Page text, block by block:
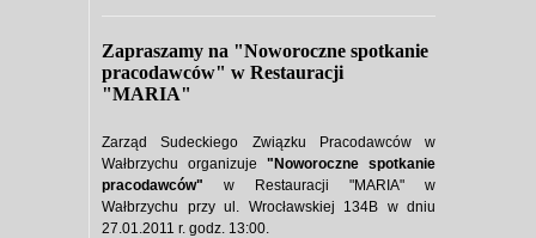
Zapraszamy na "Noworoczne spotkanie
pracodawców" w Restauracji
"MARIA"
Zarząd Sudeckiego Związku Pracodawców w
Wałbrzychu organizuje
"Noworoczne spotkanie
pracodawców"
w Restauracji "MARIA" w
Wałbrzychu przy ul. Wrocławskiej 134B w dniu
27.01.2011 r. godz. 13:00.